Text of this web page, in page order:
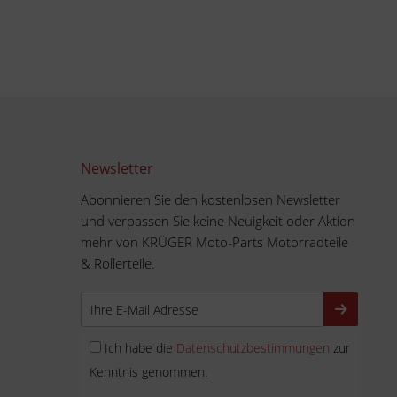
Newsletter
Abonnieren Sie den kostenlosen Newsletter
und verpassen Sie keine Neuigkeit oder Aktion
mehr von KRÜGER Moto-Parts Motorradteile
& Rollerteile.
Ich habe die Datenschutzbestimmungen zur
Kenntnis genommen.